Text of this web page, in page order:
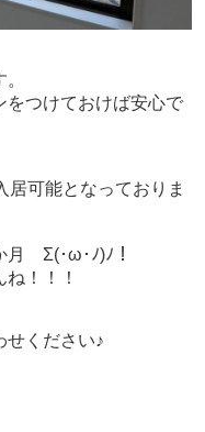
をつけておけば安心で
居可能となっておりま
月 Σ(･ω･ﾉ)ﾉ！
！！！
せください♪